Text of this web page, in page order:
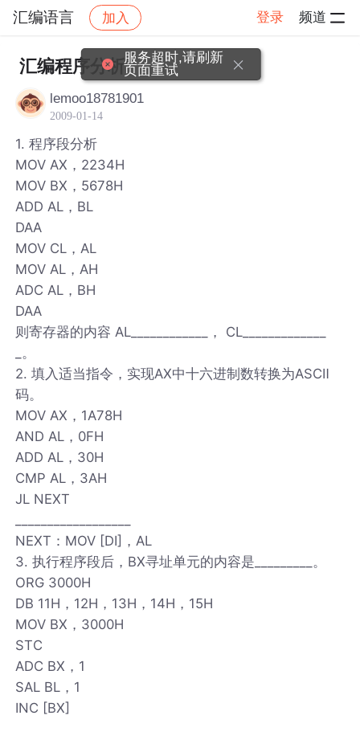
汇编语言 加入 登录 频道
社区 汇编语言 帖子详情
汇编程序分析
lemoo18781901
2009-01-14
1. 程序段分析
MOV AX，2234H
MOV BX，5678H
ADD AL，BL
DAA
MOV CL，AL
MOV AL，AH
ADC AL，BH
DAA
则寄存器的内容 AL____________， CL_____________
_。
2. 填入适当指令，实现AX中十六进制数转换为ASCⅡ
码。
MOV AX，1A78H
AND AL，0FH
ADD AL，30H
CMP AL，3AH
JL NEXT
NEXT：MOV [DI]，AL
3. 执行程序段后，BX寻址单元的内容是_________。
ORG 3000H
DB 11H，12H，13H，14H，15H
MOV BX，3000H
STC
ADC BX，1
SAL BL，1
INC [BX]
服务超时,请刷新
页面重试